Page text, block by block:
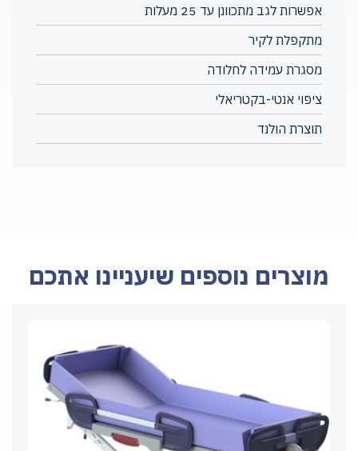
אפשרות לגב מתכוונן עד 25 מעלות
מתקפלת לקיר
מסגרת עמידה לחלודה
ציפוי אנטי-בקטריאלי
תוצרת הולנד
מוצרים נוספים שיעניינו אתכם